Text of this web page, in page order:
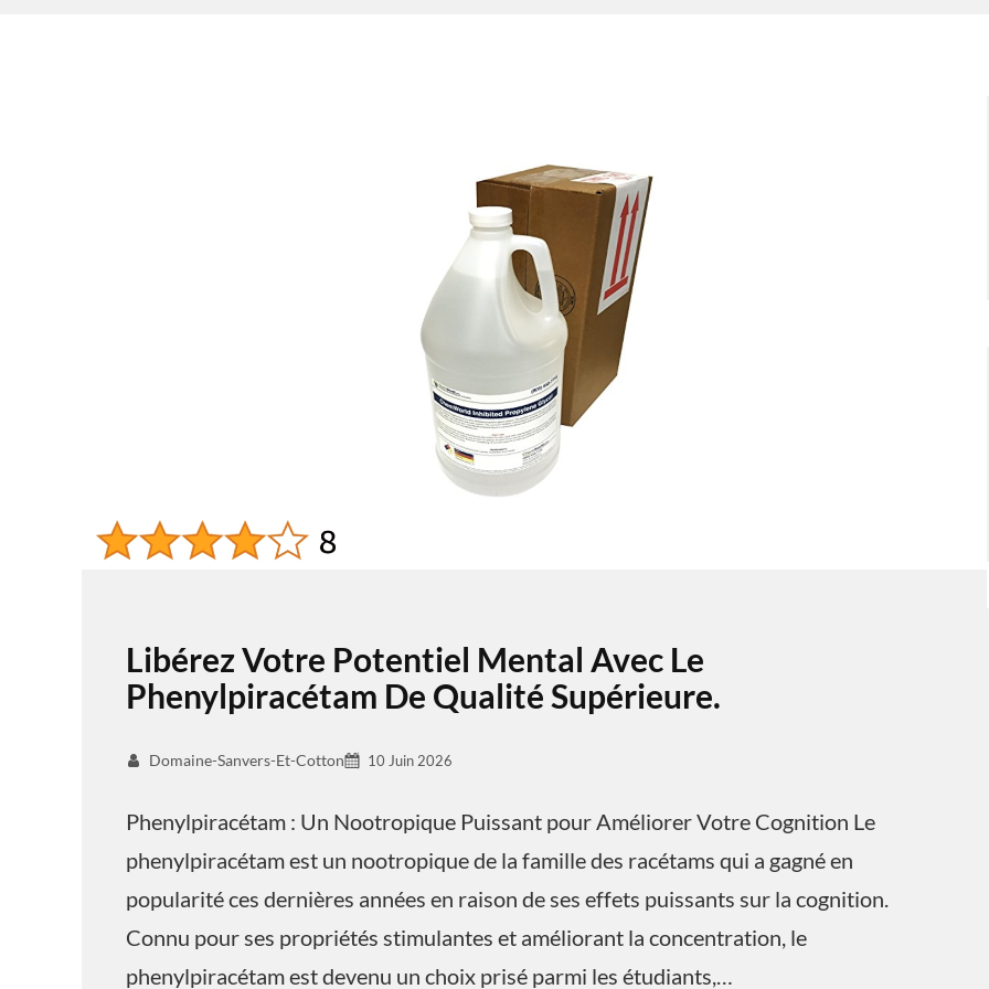
Libérez Votre Potentiel Mental Avec Le
Phenylpiracétam De Qualité Supérieure.
Domaine-Sanvers-Et-Cotton 10 Juin 2026
Phenylpiracétam : Un Nootropique Puissant pour Améliorer Votre Cognition Le
phenylpiracétam est un nootropique de la famille des racétams qui a gagné en
popularité ces dernières années en raison de ses effets puissants sur la cognition.
Connu pour ses propriétés stimulantes et améliorant la concentration, le
phenylpiracétam est devenu un choix prisé parmi les étudiants,…